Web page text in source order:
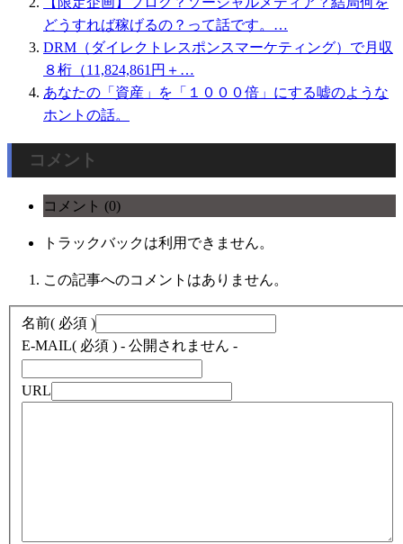
どうすれば稼げるの？って話です。…
DRM（ダイレクトレスポンスマーケティング）で月収
８桁（11,824,861円＋…
あなたの「資産」を「１０００倍」にする嘘のような
ホントの話。
コメント
コメント (0)
トラックバックは利用できません。
この記事へのコメントはありません。
名前( 必須 )
E-MAIL( 必須 ) - 公開されません -
URL